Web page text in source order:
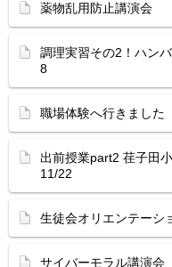
薬物乱用防止講演会
調理実習その2！ハン
8
職場体験へ行きまし
出前授業part2 荏子田
11/22
生徒会オリエンテー
サイバーモラル講演